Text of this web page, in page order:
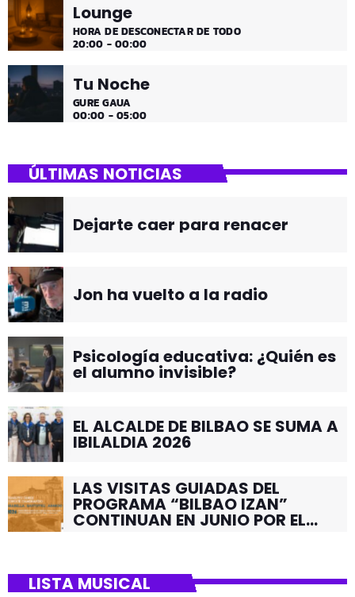
Lounge
HORA DE DESCONECTAR DE TODO
20:00 - 00:00
Tu Noche
GURE GAUA
00:00 - 05:00
ÚLTIMAS NOTICIAS
Dejarte caer para renacer
Jon ha vuelto a la radio
Psicología educativa: ¿Quién es
el alumno invisible?
EL ALCALDE DE BILBAO SE SUMA A
IBILALDIA 2026
LAS VISITAS GUIADAS DEL
PROGRAMA “BILBAO IZAN”
CONTINUAN EN JUNIO POR EL
LISTA MUSICAL